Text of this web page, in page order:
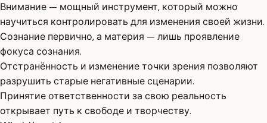
Внимание — мощный инструмент, который можно
научиться контролировать для изменения своей жизни.
Сознание первично, а материя — лишь проявление
фокуса сознания.
Отстранённость и изменение точки зрения позволяют
разрушить старые негативные сценарии.
Принятие ответственности за свою реальность
открывает путь к свободе и творчеству.